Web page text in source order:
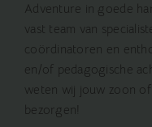
Adventure in goede
vast team van
coördinatoren en
en/of pedagogische
weten wij jouw zoon
bezorgen!